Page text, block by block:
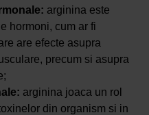
arginina este
hormoni, cum ar fi
are efecte asupra
precum si asupra
arginina joaca un rol
din organism si in